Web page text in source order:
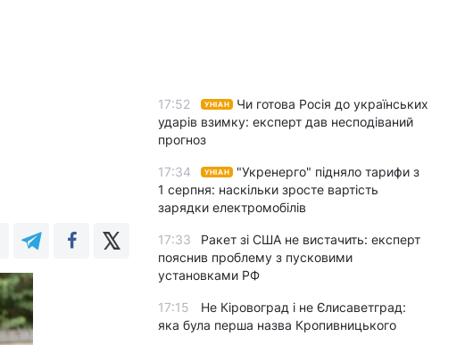
17:52 УНІАН
Чи готова Росія до українських
ударів взимку: експерт дав несподіваний
прогноз
17:34 УНІАН
"Укренерго" підняло тарифи з
1 серпня: наскільки зросте вартість
зарядки електромобілів
17:33
Ракет зі США не вистачить: експерт
пояснив проблему з пусковими
установками РФ
17:15
Не Кіровоград і не Єлисаветград:
яка була перша назва Кропивницького